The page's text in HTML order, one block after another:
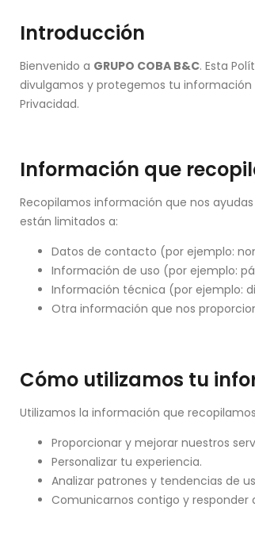
Introducción
Bienvenido a GRUPO COBA B&C. Esta
divulgamos y protegemos tu información
Privacidad.
Información que
Recopilamos información que nos
están limitados a:
Datos de contacto (por ejemplo:
Información de uso (por ejemplo:
Información técnica (por ejemplo:
Otra información que nos
Cómo utilizamos tu
Utilizamos la información que
Proporcionar y mejorar nuestros
Personalizar tu experiencia.
Analizar patrones y tendencias de
Comunicarnos contigo y responder